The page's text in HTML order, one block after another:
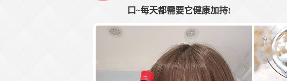
口~每天都需要它健康加持!